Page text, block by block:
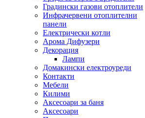
Градински газови отоплители
Инфрачервени отоплителни
панели
Електрически котли
Арома Дифузери
Декорация
Лампи
Домакински електроуреди
Контакти
Мебели
Килими
Аксесоари за баня
Аксесоари